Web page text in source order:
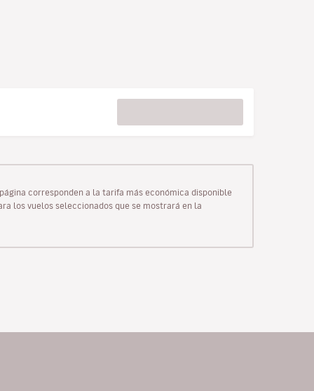
corresponden a la tarifa más económica disponible
los vuelos seleccionados que se mostrará en la